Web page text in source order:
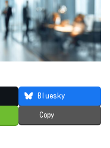
Bluesky
Copy